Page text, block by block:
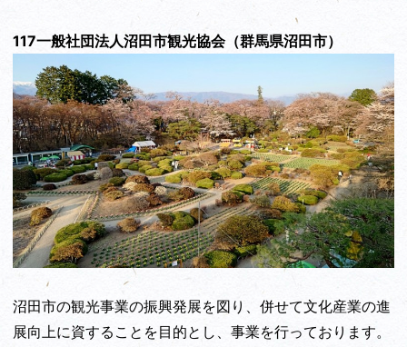
117一般社団法人沼田市観光協会（群馬県沼田市）
沼田市の観光事業の振興発展を図り、併せて文化産業の進
展向上に資することを目的とし、事業を行っております。